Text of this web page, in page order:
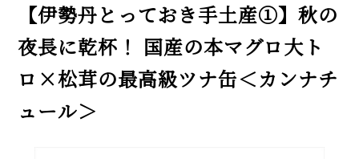
【伊勢丹とっておき手土産①】秋の
夜長に乾杯！ 国産の本マグロ大ト
ロ×松茸の最高級ツナ缶＜カンナチ
ュール＞